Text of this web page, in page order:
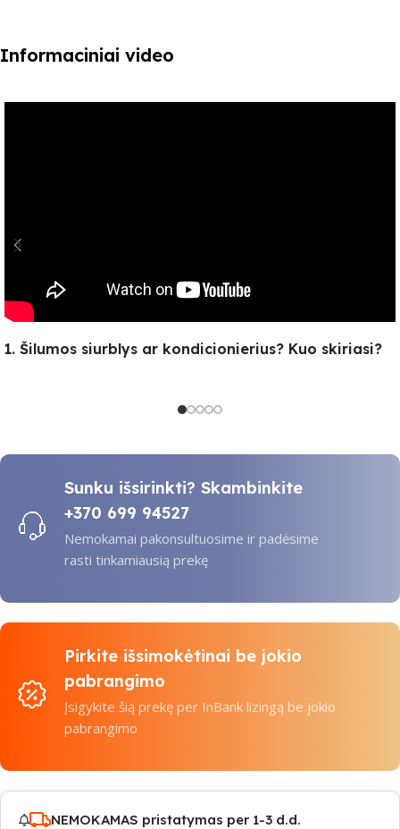
Informaciniai video
1. Šilumos siurblys ar kondicionierius? Kuo skiriasi?
Sunku išsirinkti? Skambinkite
+370 699 94527
Nemokamai pakonsultuosime ir padėsime
rasti tinkamiausią prekę
Pirkite išsimokėtinai be jokio
pabrangimo
Įsigykite šią prekę per InBank lizingą be jokio
pabrangimo
NEMOKAMAS pristatymas per 1-3 d.d.